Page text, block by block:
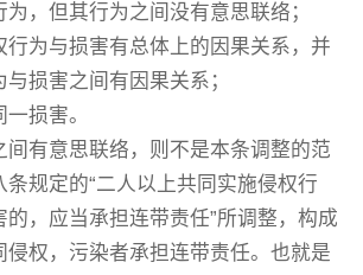
，但其行为之间没有意思联络；
行为与损害有总体上的因果关系，并
损害之间有因果关系；
损害。
间有意思联络，则不是本条调整的范
条规定的“二人以上共同实施侵权行
的，应当承担连带责任”所调整，构成
侵权，污染者承担连带责任。也就是